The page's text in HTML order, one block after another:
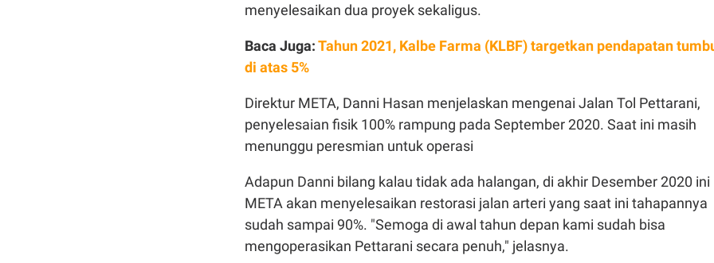
menyelesaikan dua proyek sekaligus.
Baca Juga:Tahun 2021, Kalbe Farma (KLBF) targetkan pendapatan
di atas 5%
Direktur META, Danni Hasan menjelaskan mengenai Jalan Tol Pettarani,
penyelesaian fisik 100% rampung pada September 2020. Saat ini masih
menunggu peresmian untuk operasi
Adapun Danni bilang kalau tidak ada halangan, di akhir Desember 2020 ini
META akan menyelesaikan restorasi jalan arteri yang saat ini tahapannya
sudah sampai 90%. "Semoga di awal tahun depan kami sudah bisa
mengoperasikan Pettarani secara penuh," jelasnya.